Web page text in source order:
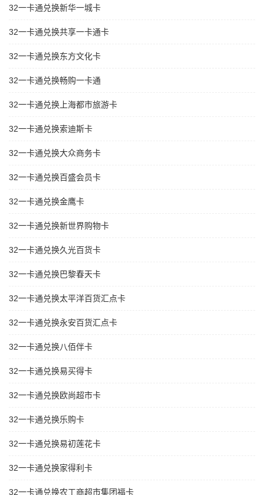
32一卡通兑换新华一城卡
32一卡通兑换共享一卡通卡
32一卡通兑换东方文化卡
32一卡通兑换畅购一卡通
32一卡通兑换上海都市旅游卡
32一卡通兑换索迪斯卡
32一卡通兑换大众商务卡
32一卡通兑换百盛会员卡
32一卡通兑换金鹰卡
32一卡通兑换新世界购物卡
32一卡通兑换久光百货卡
32一卡通兑换巴黎春天卡
32一卡通兑换太平洋百货汇点卡
32一卡通兑换永安百货汇点卡
32一卡通兑换八佰伴卡
32一卡通兑换易买得卡
32一卡通兑换欧尚超市卡
32一卡通兑换乐购卡
32一卡通兑换易初莲花卡
32一卡通兑换家得利卡
32一卡通兑换农工商超市集团福卡